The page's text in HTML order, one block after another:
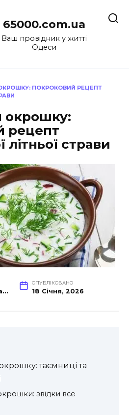
65000.com.ua
Ваш провідник у житті
Одеси
ПОКРОКОВИЙ РЕЦЕПТ
окрошку:
рецепт
літньої страви
webseoupukr@gmail.com
ОПУБЛІКОВАНО
18 Січня, 2026
таємниці та
звідки все